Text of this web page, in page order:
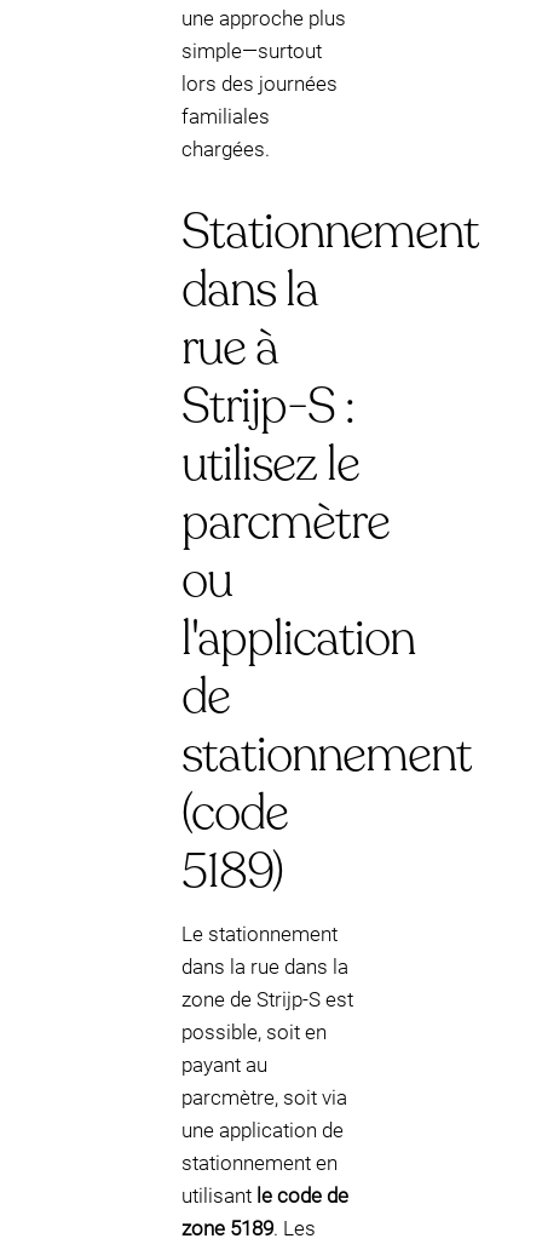
une approche plus
simple—surtout
lors des journées
familiales
chargées.
Stationnement
dans la
rue à
Strijp-S :
utilisez le
parcmètre
ou
l'application
de
stationnement
(code
5189)
Le stationnement
dans la rue dans la
zone de Strijp-S est
possible, soit en
payant au
parcmètre, soit via
une application de
stationnement en
utilisant le code de
zone 5189. Les